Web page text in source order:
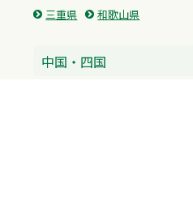
三重県
和歌山県
中国・四国